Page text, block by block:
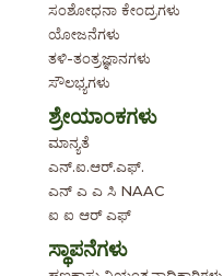
ಸಂಶೋಧನಾ ಕೇಂದ್ರಗಳು
ಯೋಜನೆಗಳು
ತಳಿ-ತಂತ್ರಜ್ಞಾನಗಳು
ಸೌಲಭ್ಯಗಳು
ಶ್ರೇಯಾಂಕಗಳು
ಮಾನ್ಯತೆ
ಎನ್.ಐ.ಆರ್.ಎಫ್.
ಎನ್ ಎ ಎ ಸಿ NAAC
ಐ ಐ ಆರ್ ಎಫ್
ಸ್ಥಾಪನೆಗಳು